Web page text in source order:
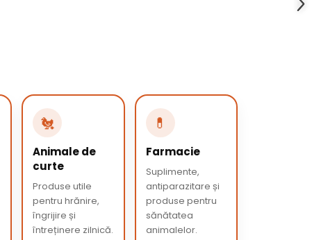
🐔
Animale de
curte
Produse utile
pentru hrănire,
îngrijire și
întreținere zilnică.
💊
Farmacie
Suplimente,
antiparazitare și
produse pentru
sănătatea
animalelor.